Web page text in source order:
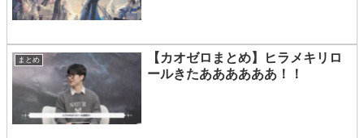
まとめ
【カオゼロまとめ】ヒラメキリロ
ールきたああああああ！！